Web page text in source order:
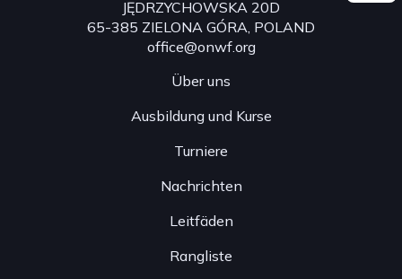
JĘDRZYCHOWSKA 20D
65-385 ZIELONA GÓRA, POLAND
office@onwf.org
Über uns
Ausbildung und Kurse
Turniere
Nachrichten
Leitfäden
Rangliste